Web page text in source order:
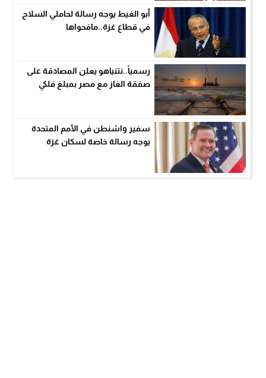
أبو الغيط يوجه رسالة لحاملي السلاح
في قطاع غزة..مافحواها
رسمياً..نتنياهو يعلن المصادقة على
صفقة الغاز مع مصر بمبلغ فلكي
سفير واشنطن في الأمم المتحدة
يوجه رسالة خاصة لسكان غزة